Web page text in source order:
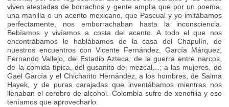
viven atestadas de borrachos y gente amplia que por un poema,
una manilla o un acento mexicano, que Pascual y yo imitábamos
perfectamente, nos emborrachaban hasta la inconsciencia.
Bebíamos y vivíamos a costa del acento. A todo el que nos
encontrábamos le hablábamos de la casa del Chapulín, de
nuestros encuentros con Vicente Fernández, García Márquez,
Fernando Vallejo, del Estadio Azteca, de la guerra entre narcos,
de la comida típica, del gusanito del mezcal…; a las mujeres, de
Gael García y el Chicharito Hernández, a los hombres, de Salma
Hayek, y de puras carajadas que inventábamos mientras nos
llenaban el cerebro de alcohol. Colombia sufre de xenofilia y eso
teníamos que aprovecharlo.